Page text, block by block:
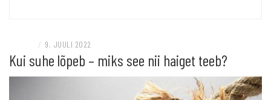
/ 9. JUULI 2022
Kui suhe lõpeb – miks see nii haiget teeb?